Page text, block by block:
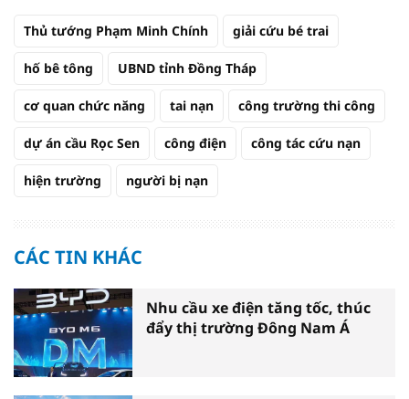
Thủ tướng Phạm Minh Chính giải cứu bé trai
hố bê tông UBND tỉnh Đồng Tháp
cơ quan chức năng tai nạn công trường thi công
dự án cầu Rọc Sen công điện công tác cứu nạn
hiện trường người bị nạn
CÁC TIN KHÁC
Nhu cầu xe điện tăng tốc, thúc
đẩy thị trường Đông Nam Á